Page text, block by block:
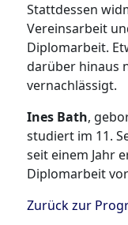
Stattdessen
Vereinsarbeit
Diplomarbeit.
darüber hinaus
vernachlässigt.
Ines Bath,
studiert im 11.
seit einem Jahr
Diplomarbeit
Zurück zur